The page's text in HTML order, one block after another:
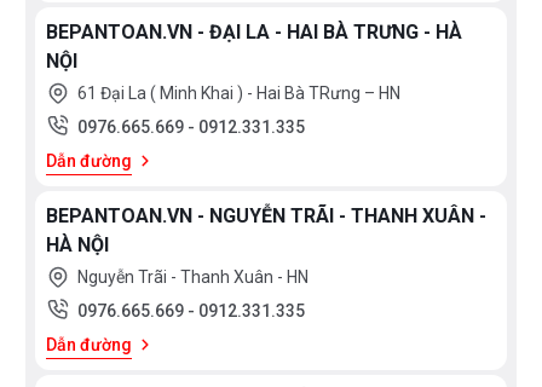
BEPANTOAN.VN - ĐẠI LA - HAI BÀ TRƯNG - HÀ
NỘI
61 Đại La ( Minh Khai ) - Hai Bà TRưng – HN
0976.665.669 - 0912.331.335
Dẫn đường
BEPANTOAN.VN - NGUYỄN TRÃI - THANH XUÂN -
HÀ NỘI
Nguyễn Trãi - Thanh Xuân - HN
0976.665.669 - 0912.331.335
Dẫn đường